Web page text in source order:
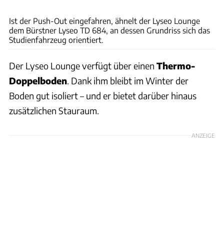
Ist der Push-Out eingefahren, ähnelt der Lyseo Lounge
dem Bürstner Lyseo TD 684, an dessen Grundriss sich das
Studienfahrzeug orientiert.
Der Lyseo Lounge verfügt über einen Thermo-
Doppelboden. Dank ihm bleibt im Winter der
Boden gut isoliert – und er bietet darüber hinaus
zusätzlichen Stauraum.
ANZEIGE